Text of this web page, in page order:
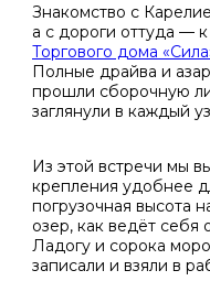
Знакомство с
а с дороги оттуда —
Торгового дома
Полные драйва и
прошли сборочную
заглянули в каждый
Из этой встречи мы
крепления удобнее
погрузочная высота
озер, как ведёт себя
Ладогу и сорока
записали и взяли в